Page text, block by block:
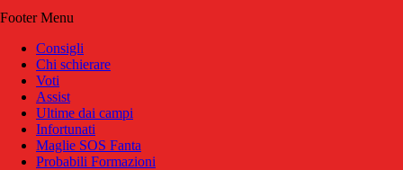
Footer Menu
Consigli
Chi schierare
Voti
Assist
Ultime dai campi
Infortunati
Maglie SOS Fanta
Probabili Formazioni